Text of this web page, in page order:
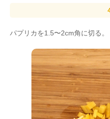
パプリカを1.5〜2cm角に切る。